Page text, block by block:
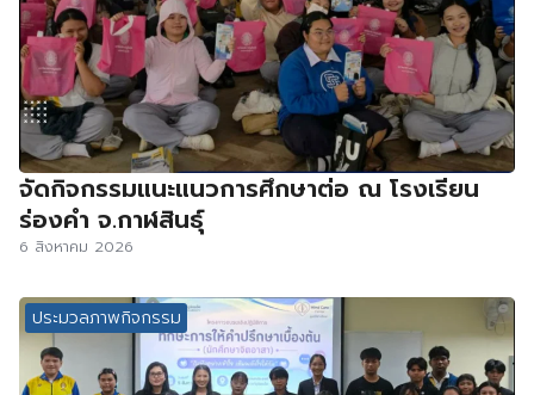
จัดกิจกรรมแนะแนวการศึกษาต่อ ณ โรงเรียน
ร่องคำ จ.กาฬสินธุ์
6 สิงหาคม 2026
ประมวลภาพกิจกรรม